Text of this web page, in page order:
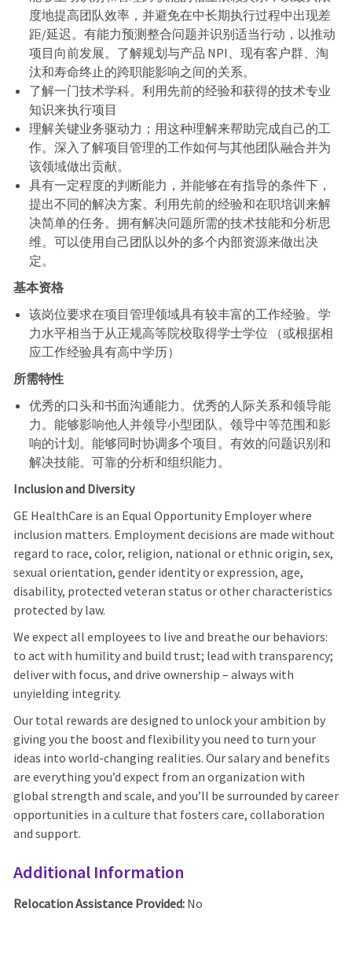
度地提高团队效率，并避免在中长期执行过程中出现差
距/延迟。有能力预测整合问题并识别适当行动，以推动
项目向前发展。了解规划与产品 NPI、现有客户群、淘
汰和寿命终止的跨职能影响之间的关系。
了解一门技术学科。利用先前的经验和获得的技术专业
知识来执行项目
理解关键业务驱动力；用这种理解来帮助完成自己的工
作。深入了解项目管理的工作如何与其他团队融合并为
该领域做出贡献。
具有一定程度的判断能力，并能够在有指导的条件下，
提出不同的解决方案。利用先前的经验和在职培训来解
决简单的任务。拥有解决问题所需的技术技能和分析思
维。可以使用自己团队以外的多个内部资源来做出决
定。
基本资格
该岗位要求在项目管理领域具有较丰富的工作经验。学
力水平相当于从正规高等院校取得学士学位 （或根据相
应工作经验具有高中学历）
所需特性
优秀的口头和书面沟通能力。优秀的人际关系和领导能
力。能够影响他人并领导小型团队。领导中等范围和影
响的计划。能够同时协调多个项目。有效的问题识别和
解决技能。可靠的分析和组织能力。
Inclusion and Diversity
GE HealthCare is an Equal Opportunity Employer where
inclusion matters. Employment decisions are made without
regard to race, color, religion, national or ethnic origin, sex,
sexual orientation, gender identity or expression, age,
disability, protected veteran status or other characteristics
protected by law.
We expect all employees to live and breathe our behaviors:
to act with humility and build trust; lead with transparency;
deliver with focus, and drive ownership – always with
unyielding integrity.
Our total rewards are designed to unlock your ambition by
giving you the boost and flexibility you need to turn your
ideas into world-changing realities. Our salary and benefits
are everything you’d expect from an organization with
global strength and scale, and you’ll be surrounded by career
opportunities in a culture that fosters care, collaboration
and support.
Additional Information
Relocation Assistance Provided: No